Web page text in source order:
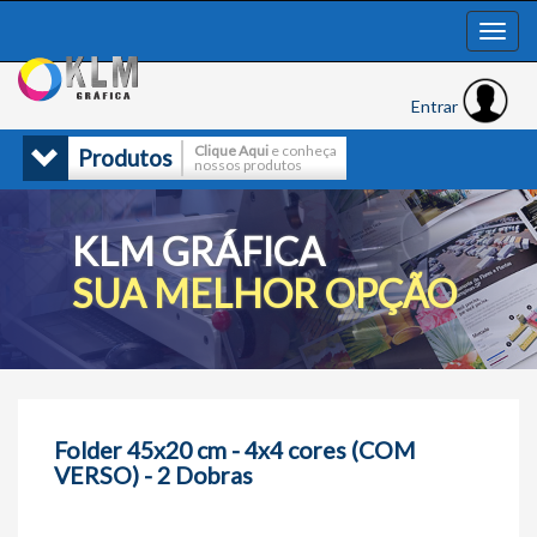
Entrar
Produtos Clique Aqui e conheça
nossos produtos
KLM GRÁFICA
SUA MELHOR OPÇÃO
Folder 45x20 cm - 4x4 cores (COM
VERSO) - 2 Dobras